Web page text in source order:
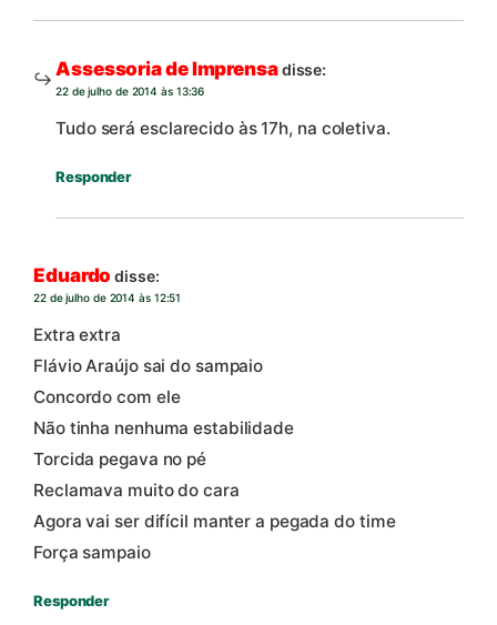
Assessoria de Imprensadisse:
22 de julho de 2014 às 13:36
Tudo será esclarecido às 17h, na coletiva.
Responder
Eduardo disse:
22 de julho de 2014 às 12:51
Extra extra
Flávio Araújo sai do sampaio
Concordo com ele
Não tinha nenhuma estabilidade
Torcida pegava no pé
Reclamava muito do cara
Agora vai ser difícil manter a pegada do time
Força sampaio
Responder